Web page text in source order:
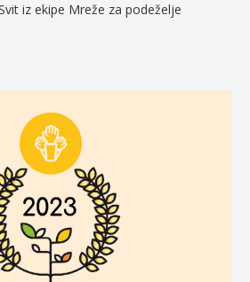
iz ekipe Mreže za podeželje